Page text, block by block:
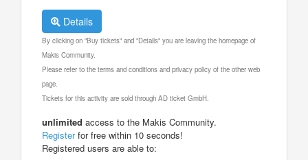
Details
By clicking on "Buy tickets" and "Details" you are leaving the homepage of
Makis Community.
Please refer to the terms and conditions and privacy policy of the other web
page.
Tickets for this activity are sold through AD ticket GmbH.
unlimited access to the Makis Community.
Registerfor free within 10 seconds!
Registered users are able to: